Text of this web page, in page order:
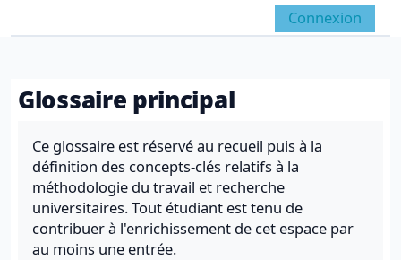
Panneau latéral
Activer/désactiver la
Connexion
Glossaire principal
Ce glossaire est réservé au recueil puis à la
définition des concepts-clés relatifs à la
méthodologie du travail et recherche
universitaires. Tout étudiant est tenu de
contribuer à l'enrichissement de cet espace par
au moins une entrée.